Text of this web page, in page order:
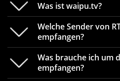
Was ist waipu.tv?
waipu.tv istultra-
Internet
.Ohne lästige
Welche Sender von
empfangen?
Was brauche ich um
empfangen?